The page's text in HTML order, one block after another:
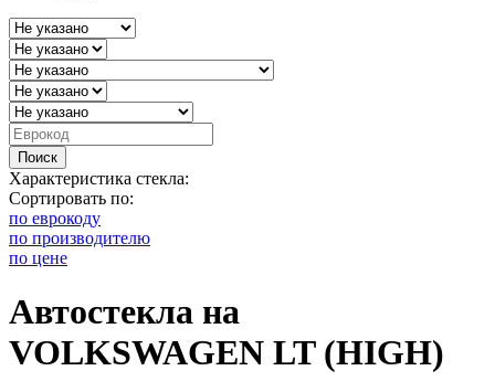
Поиск
Характеристика стекла:
Сортировать по:
по еврокоду
по производителю
по цене
Автостекла на
VOLKSWAGEN LT (HIGH)